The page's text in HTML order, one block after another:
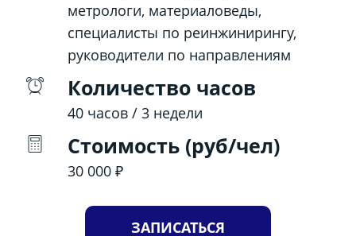
метрологи, материаловеды,
специалисты по реинжинирингу,
руководители по направлениям
Количество часов
40 часов / 3 недели
Стоимость (руб/чел)
30 000 ₽
ЗАПИСАТЬСЯ